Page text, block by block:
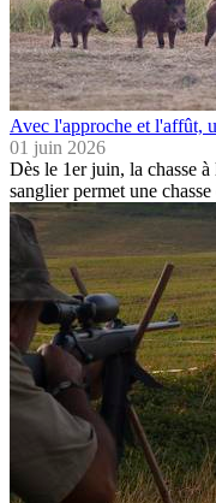
Avec l'approche et l'affût,
01 juin 2026
Dès le 1er juin, la chasse
sanglier permet une